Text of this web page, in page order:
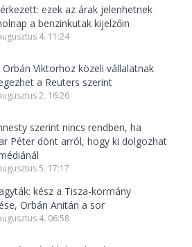
ezek az árak jelenhetnek
a benzinkutak kijelzőin
4. 11:24
Orbán Viktorhoz közeli vállalatnak
a Reuters szerint
2. 16:26
szerint nincs rendben, ha
Péter dönt arról, hogy ki dolgozhat
5. 17:17
kész a Tisza-kormány
Orbán Anitán a sor
4. 06:58